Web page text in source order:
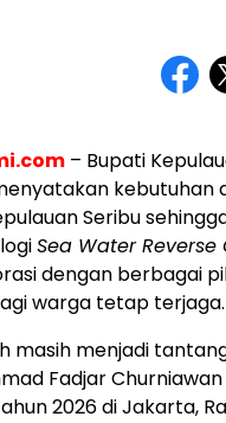
– Bupati
kebutuhan
Seribu
Sea Water Reverse
dengan berbagai
warga tetap terjaga.
masih menjadi
Fadjar
2026 di Jakarta,